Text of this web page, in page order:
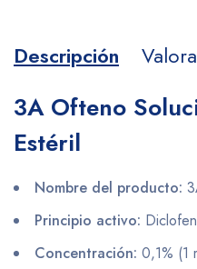
Descripción
3A Ofteno
Estéril
Nombre del producto:
Principio activo:
Concentración: 0,1% (1